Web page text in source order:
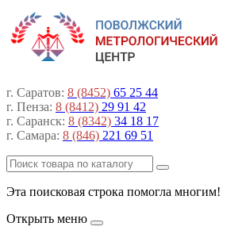
г. Саратов: 8 (8452) 65 25 44
г. Пенза: 8 (8412) 29 91 42
г. Саранск: 8 (8342) 34 18 17
г. Самара: 8 (846) 221 69 51
Эта поисковая строка помогла многим!
Открыть меню